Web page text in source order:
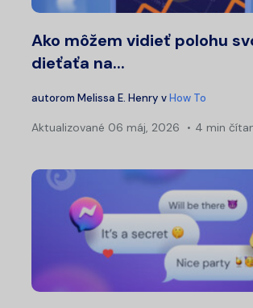
Ako môžem vidieť polohu
dieťaťa na...
autorom Melissa E. Henry vHow To
Aktualizované 06 máj, 2026 4 min